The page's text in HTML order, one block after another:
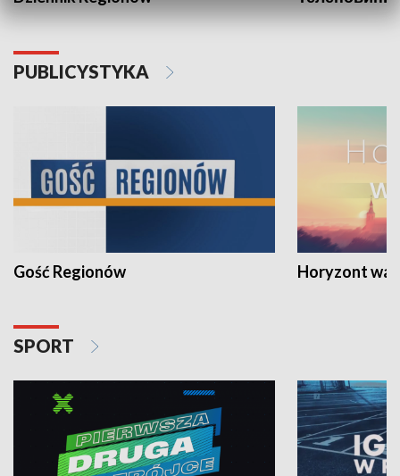
PUBLICYSTYKA
Gość Regionów Horyzont
SPORT